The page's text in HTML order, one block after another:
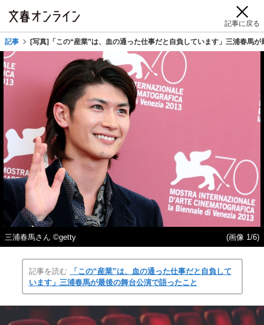
記事に戻る
記事 [写真]「この“産業”は、血の通った仕事だと自負しています」三浦春馬
三浦春馬さん ©getty (画像 1/6)
記事を読む
「この“産業”は、血の通った仕事だと自負して
います」三浦春馬が最後の舞台公演で語ったこと